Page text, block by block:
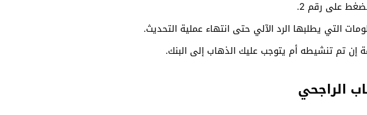
التي يطلبها الرد الآلي حتى انتهاء عملية التحديث.
إن تم تنشيطه أم يتوجب عليك الذهاب إلى البنك.
الراجحي